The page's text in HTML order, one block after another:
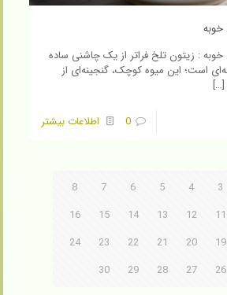
: زیتون تلخ فراتر از یک چاشنی ساده
است؛ این میوه کوچک، گنجینه‌ای از
[…]
0 اطلاعات بیشتر
3
4
5
6
7
8
11
12
13
14
15
16
19
20
21
22
23
24
26
27
28
29
30